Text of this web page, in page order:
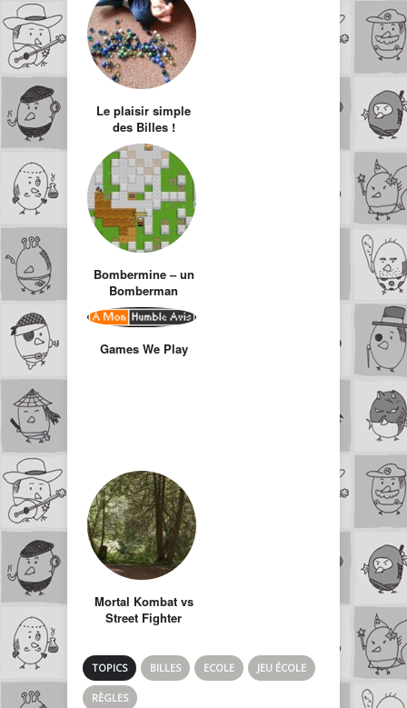
Le plaisir simple
des Billes !
Oubliez Pokémon,
Bakugan,
Beyblade…
Bombermine – un
Bomberman
multijoueur en
ligne
Games We Play
Mortal Kombat vs
Street Fighter
TOPICS BILLES ECOLE JEU ÉCOLE
RÈGLES